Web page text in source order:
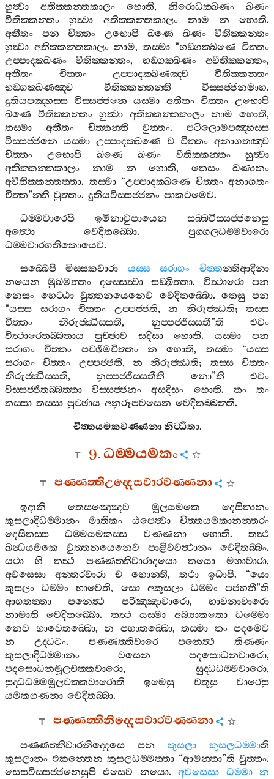
හුත්‍වා
අතික‍්කන‍්තකාලං හොති, නිරොධක‍්ඛණං
ඛණං
වීතික‍්කන‍්තං
හුත්‍වා අතික‍්කන‍්තකාලං නාම න හොති.
අතීතං
පන චිත‍්තං උභොපි ඛණෙ ඛණං
වීතික‍්කන‍්තං
හුත්‍වා අතික‍්කන‍්තකාලං නාම, තස‍්මා“භඞ‍්ගක‍්ඛණෙ චිත‍්තං
උප‍්පාදක‍්ඛණං
වීතික‍්කන‍්තං, භඞ‍්ගක‍්ඛණං අවීතික‍්කන‍්තං,
අතීතං
චිත‍්තං උප‍්පාදක‍්ඛණඤ‍්ච
වීතික‍්කන‍්තං
භඞ‍්ගක‍්ඛණඤ‍්ච
වීතික‍්කන‍්තන‍්ති විස‍්සජ‍්ජනමාහ.
දුතියපඤ‍්හස‍්ස විස‍්සජ‍්ජනෙ යස‍්මා අතීතං චිත‍්තං උභොපි
ඛණෙ
වීතික‍්කන‍්තං හුත්‍වා අතික‍්කන‍්තකාලං නාම හොති,
තස‍්මා
අතීතං චිත‍්තන‍්ති වුත‍්තං. පටිලොමපඤ‍්හස‍්ස
විස‍්සජ‍්ජනෙ යස‍්මා උප‍්පාදක‍්ඛණෙ ච චිත‍්තං අනාගතඤ‍්ච
චිත‍්තං
උභොපි ඛණෙ ඛණං වීතික‍්කන‍්තං
හුත්‍වා
අතික‍්කන‍්තකාලං
නාම න හොති,තෙසං
ඛණානං
අවීතික‍්කන‍්තත‍්තා. තස‍්මා“උප‍්පාදක‍්ඛණෙ චිත‍්තං අනාගතං
චිත‍්ත”න‍්ති වුත‍්තං. දුතියවිස‍්සජ‍්ජනං පාකටමෙව.
ධම‍්මවාරෙපි
ඉමිනාවුපායෙන
සබ‍්බවිස‍්සජ‍්ජනෙසු
අත්‍ථො
වෙදිතබ‍්බො. පුග‍්ගලධම‍්මවාරො
ධම‍්මවාරගතිකොයෙව.
සබ‍්බෙපි
මිස‍්සකවාරා යස‍්ස සරාගං චිත‍්තන‍්තිආදිනා
නයෙන
මුඛමත‍්තං දස‍්සෙත්‍වා සඞ‍්ඛිත‍්තා. විත්‍ථාරො
පන
නෙසං හෙට‍්ඨා වුත‍්තනයෙනෙව වෙදිතබ‍්බො.තෙසු පන
“යස‍්ස සරාගං චිත‍්තං උප‍්පජ‍්ජති, න නිරුජ‍්ඣති; තස‍්ස
චිත‍්තං
නිරුජ‍්ඣිස‍්සති, නුප‍්පජ‍්ජිස‍්සතී”ති
එවං
විත්‍ථාරෙතබ‍්බතාය
පුච‍්ඡාව සදිසා හොති.යස‍්මා
පන
සරාගං
චිත‍්තං පච‍්ඡිමචිත‍්තං න හොති, තස‍්මා“යස‍්ස
සරාගං
චිත‍්තං උප‍්පජ‍්ජති,න නිරුජ‍්ඣති; තස‍්ස
චිත‍්තං
නිරුජ‍්ඣිස‍්සති,නුප‍්පජ‍්ජිස‍්සතීති නො”ති
එවං
විස‍්සජ‍්ජිතබ‍්බත‍්තා
විස‍්සජ‍්ජනං අසදිසං හොති. තං
තං
තස‍්සා තස‍්සා පුච‍්ඡාය අනුරූපවසෙන වෙදිතබ‍්බන‍්ති.
චිත‍්තයමකවණ‍්ණනානිට‍්ඨිතා.
9.ධම‍්මයමකං
පණ‍්ණත‍්තිඋද‍්දෙසවාරවණ‍්ණනා
ඉදානි තෙසඤ‍්ඤෙව මූලයමකෙ
දෙසිතානං
කුසලාදිධම‍්මානං
මාතිකං ඨපෙත්‍වා
චිත‍්තයමකානන‍්තරං
දෙසිතස‍්ස
ධම‍්මයමකස‍්ස වණ‍්ණනා හොති. තත්‍ථ
ඛන්‍ධයමකෙ
වුත‍්තනයෙනෙව පාළිවවත්‍ථානං වෙදිතබ‍්බං.
යථා
හි තත්‍ථ පණ‍්ණත‍්තිවාරාදයො තයො මහාවාරා,
අවසෙසා
අන‍්තරවාරා ච හොන‍්ති, තථා ඉධාපි. “යො
කුසලං
ධම‍්මං භාවෙති, සො අකුසලං ධම‍්මං පජහතී”ති
ආගතත‍්තා
පනෙත්‍ථ පරිඤ‍්ඤාවාරො,භාවනාවාරො
නාමාති
වෙදිතබ‍්බො. තත්‍ථ යස‍්මා අබ්‍යාකතො
ධම‍්මො
නෙව
භාවෙතබ‍්බො, න පහාතබ‍්බො, තස‍්මා තං පදමෙව
න
උද‍්ධටං. පණ‍්ණත‍්තිවාරෙ පනෙත්‍ථ
තිණ‍්ණං
කුසලාදිධම‍්මානං
වසෙන පදසොධනවාරො,
පදසොධනමූලචක‍්කවාරො, සුද‍්ධධම‍්මවාරො,
සුද‍්ධධම‍්මමූලචක‍්කවාරොති
ඉමෙසු චතූසු
වාරෙසු
යමකගණනා වෙදිතබ‍්බා.
පණ‍්ණත‍්තිනිද‍්දෙසවාරවණ‍්ණනා
පණ‍්ණත‍්තිවාරනිද‍්දෙසෙ පන කුසලා කුසලධම‍්මාති
කුසලානං එකන‍්තෙන කුසලධම‍්මත‍්තා “ආමන‍්තා”ති වුත‍්තං.
සෙසවිස‍්සජ‍්ජනෙසුපි
එසෙව නයො.අවසෙසා ධම‍්මා
න